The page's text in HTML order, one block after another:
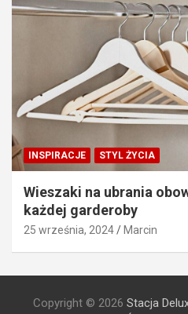
INSPIRACJE STYL ŻYCIA
Wieszaki na ubrania
każdej garderoby
25 września, 2024 Marcin
Copyright © 2026 Stacja